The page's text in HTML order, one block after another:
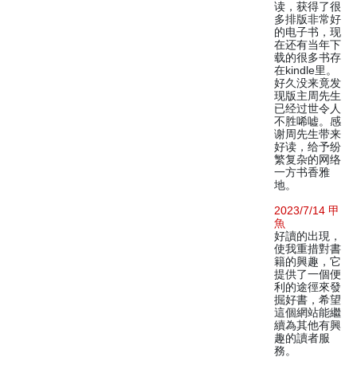
读，获得了很
多排版非常好
的电子书，现
在还有当年下
载的很多书存
在kindle里。
好久没来竟发
现版主周先生
已经过世令人
不胜唏嘘。感
谢周先生带来
好读，给予纷
繁复杂的网络
一方书香雅
地。
2023/7/14 甲
魚
好讀的出現，
使我重措對書
籍的興趣，它
提供了一個便
利的途徑來發
掘好書，希望
這個網站能繼
續為其他有興
趣的讀者服
務。